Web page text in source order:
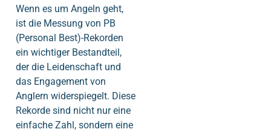
Wenn es um Angeln geht,
ist die Messung von PB
(Personal Best)-Rekorden
ein wichtiger Bestandteil,
der die Leidenschaft und
das Engagement von
Anglern widerspiegelt. Diese
Rekorde sind nicht nur eine
einfache Zahl, sondern eine